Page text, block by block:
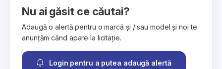
Nu ai găsit ce căutai?
Adaugă o alertă pentru o marcă și / sau model și noi te
anunțăm când apare la licitație.
Login pentru a putea adaugă alertă